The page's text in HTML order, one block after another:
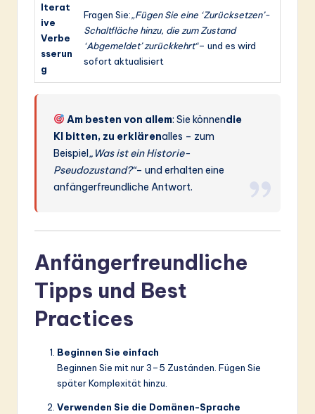
Iterat
ive
Verbe
sserun
g
Fragen Sie:„Fügen Sie eine ‘Zurücksetzen’-
Schaltfläche hinzu, die zum Zustand
‘Abgemeldet’ zurückkehrt“– und es wird
sofort aktualisiert
Am besten von allem: Sie könnendie
KI bitten, zu erklärenalles – zum
Beispiel„Was ist ein Historie-
Pseudozustand?“– und erhalten eine
anfängerfreundliche Antwort.
Anfängerfreundliche
Tipps und Best
Practices
Beginnen Sie einfach
Beginnen Sie mit nur 3–5 Zuständen. Fügen Sie
später Komplexität hinzu.
Verwenden Sie die Domänen-Sprache